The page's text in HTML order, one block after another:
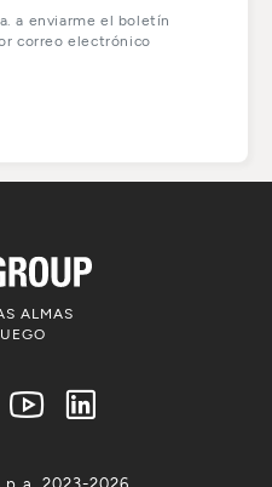
a enviarme el boletín
correo electrónico
ALMAS